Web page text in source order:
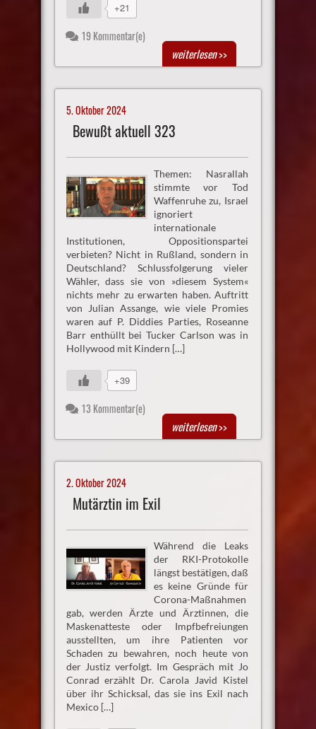
+21
19 Kommentar(e)
weiterlesen>>
5. Oktober 2024
Bewußt aktuell 323
Themen: Nasrallah
stimmte vor Tod
Waffenruhe zu, Israel
ignoriert
internationale
Institutionen, Oppositionspartei
verbieten? Nicht in Rußland, sondern in
Deutschland? Schlussfolgerung vieler
Wähler, dass sie von »diesem System«
nichts mehr zu erwarten haben. Auftritt
von Julian Assange, wie viele Promies
waren auf P. Diddies Parties, Roseanne
Barr enthüllt bei Tucker Carlson was in
Hollywood mit Kindern […]
+39
13 Kommentar(e)
weiterlesen>>
2. Oktober 2024
Mutärztin im Exil
Während die Leaks
der RKI-Protokolle
längst bestätigen, daß
es keine Gründe für
Corona-Maßnahmen
gab, werden Ärzte und Ärztinnen, die
Maskenatteste oder Impfbefreiungen
ausstellten, um ihre Patienten vor
Schaden zu bewahren, noch heute von
der Justiz verfolgt. Im Gespräch mit Jo
Conrad erzählt Dr. Carola Javid Kistel
über ihr Schicksal, das sie ins Exil nach
Mexico […]